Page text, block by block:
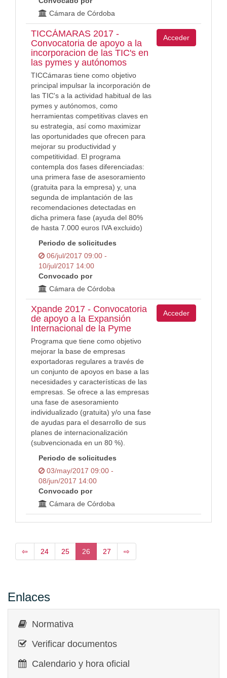
Cámara de Córdoba
TICCÁMARAS 2017 -
Convocatoria de apoyo a la
incorporacion de las TIC's en
las pymes y autónomos
TICCámaras tiene como objetivo
principal impulsar la incorporación de
las TIC's a la actividad habitual de las
pymes y autónomos, como
herramientas competitivas claves en
su estrategia, así como maximizar
las oportunidades que ofrecen para
mejorar su productividad y
competitividad. El programa
contempla dos fases diferenciadas:
una primera fase de asesoramiento
(gratuita para la empresa) y, una
segunda de implantación de las
recomendaciones detectadas en
dicha primera fase (ayuda del 80%
de hasta 7.000 euros IVA excluido)
Periodo de solicitudes
06/jul/2017 09:00 -
10/jul/2017 14:00
Convocado por
Cámara de Córdoba
Acceder
Xpande 2017 - Convocatoria
de apoyo a la Expansión
Internacional de la Pyme
Programa que tiene como objetivo
mejorar la base de empresas
exportadoras regulares a través de
un conjunto de apoyos en base a las
necesidades y características de las
empresas. Se ofrece a las empresas
una fase de asesoramiento
individualizado (gratuita) y/o una fase
de ayudas para el desarrollo de sus
planes de internacionalización
(subvencionada en un 80 %).
Periodo de solicitudes
03/may/2017 09:00 -
08/jun/2017 14:00
Convocado por
Cámara de Córdoba
Acceder
⇦ 24 25 26 27 ⇨
Enlaces
Normativa
Verificar documentos
Calendario y hora oficial